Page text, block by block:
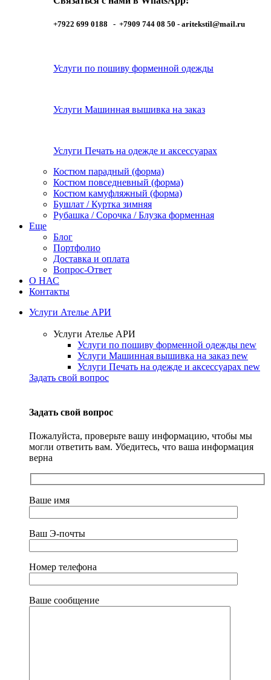
+7922 699 0188 - +7909 744 08 50 - aritekstil@mail.ru
Услуги по пошиву форменной одежды
Услуги Машинная вышивка на заказ
Услуги Печать на одежде и аксессуарах
Костюм парадный (форма)
Костюм повседневный (форма)
Костюм камуфляжный (форма)
Бушлат / Куртка зимняя
Рубашка / Сорочка / Блузка форменная
Еще
Блог
Портфолио
Доставка и оплата
Вопрос-Ответ
О НАС
Контакты
Услуги Ателье АРИ
Услуги Ателье АРИ
Услуги по пошиву форменной одежды new
Услуги Машинная вышивка на заказ new
Услуги Печать на одежде и аксессуарах new
Задать свой вопрос
Задать свой вопрос
Пожалуйста, проверьте вашу информацию, чтобы мы
могли ответить вам. Убедитесь, что ваша информация
верна
Ваше имя
Ваш Э-почты
Номер телефона
Ваше сообщение